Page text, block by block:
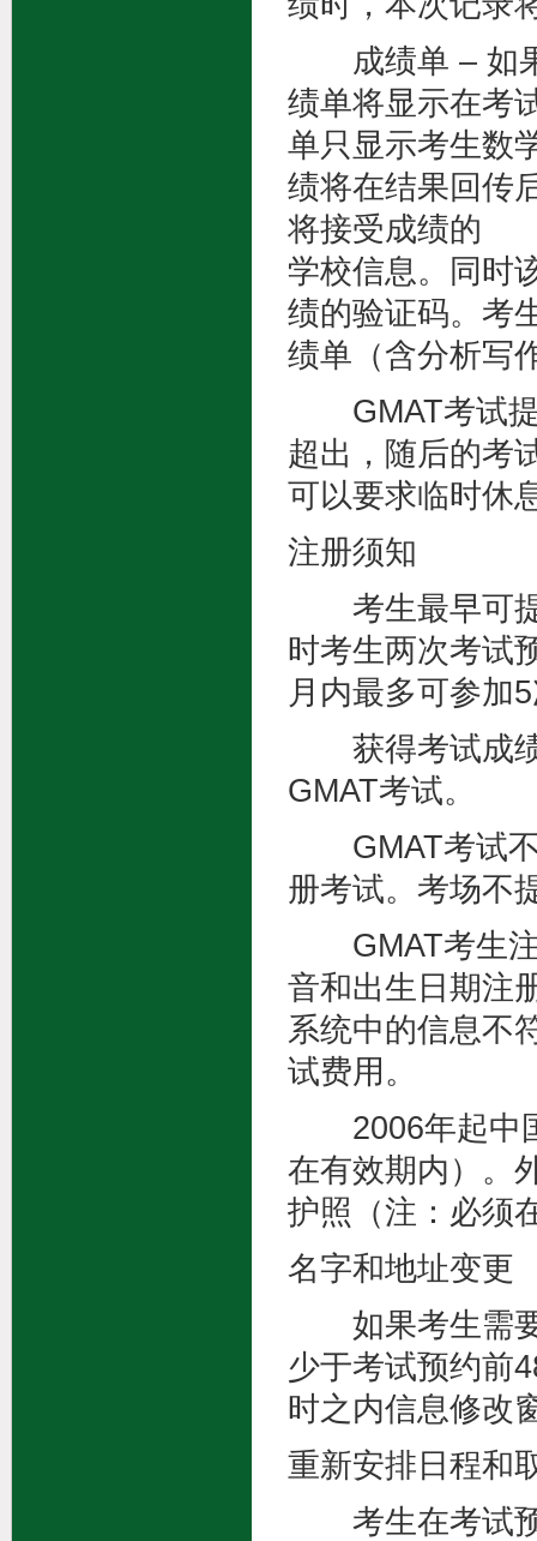
成绩单 – 如果
绩单将显示在考
单只显示考生数
绩将在结果回传
将接受成绩的
学校信息。同时
绩的验证码。考
绩单（含分析写
GMAT考试提
超出，随后的考
可以要求临时休
注册须知
考生最早可提
时考生两次考试
月内最多可参加
获得考试成绩
GMAT考试。
GMAT考试不
册考试。考场不
GMAT考生注
音和出生日期注
系统中的信息不
试费用。
2006年起中国
在有效期内）。
护照（注：必须
名字和地址变更
如果考生需要
少于考试预约前
时之内信息修改
重新安排日程和
考生在考试预